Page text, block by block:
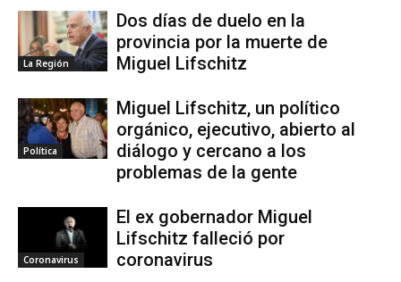
La Región
Dos días de duelo en la
provincia por la muerte de
Miguel Lifschitz
Política
Miguel Lifschitz, un político
orgánico, ejecutivo, abierto al
diálogo y cercano a los
problemas de la gente
Coronavirus
El ex gobernador Miguel
Lifschitz falleció por
coronavirus